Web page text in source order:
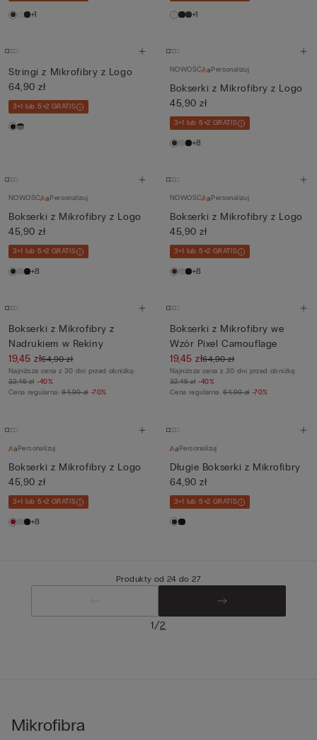
+1 +1
Stringi z Mikrofibry z Logo
64,90 zł
3+1 lub 5+2 GRATIS
NOWOŚĆ Personalizuj
Bokserki z Mikrofibry z Logo
45,90 zł
3+1 lub 5+2 GRATIS
+8
NOWOŚĆ Personalizuj
Bokserki z Mikrofibry z Logo
45,90 zł
3+1 lub 5+2 GRATIS
+8
NOWOŚĆ Personalizuj
Bokserki z Mikrofibry z Logo
45,90 zł
3+1 lub 5+2 GRATIS
+8
Bokserki z Mikrofibry z
Nadrukiem w Rekiny
19,45 zł64,90 zł
Najniższa cena z 30 dni przed obniżką:
32,45 zł -40%
Cena regularna:64,90 zł -70%
Bokserki z Mikrofibry we
Wzór Pixel Camouflage
19,45 zł64,90 zł
Najniższa cena z 30 dni przed obniżką:
32,45 zł -40%
Cena regularna:64,90 zł -70%
Personalizuj
Bokserki z Mikrofibry z Logo
45,90 zł
3+1 lub 5+2 GRATIS
+8
Personalizuj
Długie Bokserki z Mikrofibry
64,90 zł
3+1 lub 5+2 GRATIS
Produkty od 24 do 27
1/2
Mikrofibra